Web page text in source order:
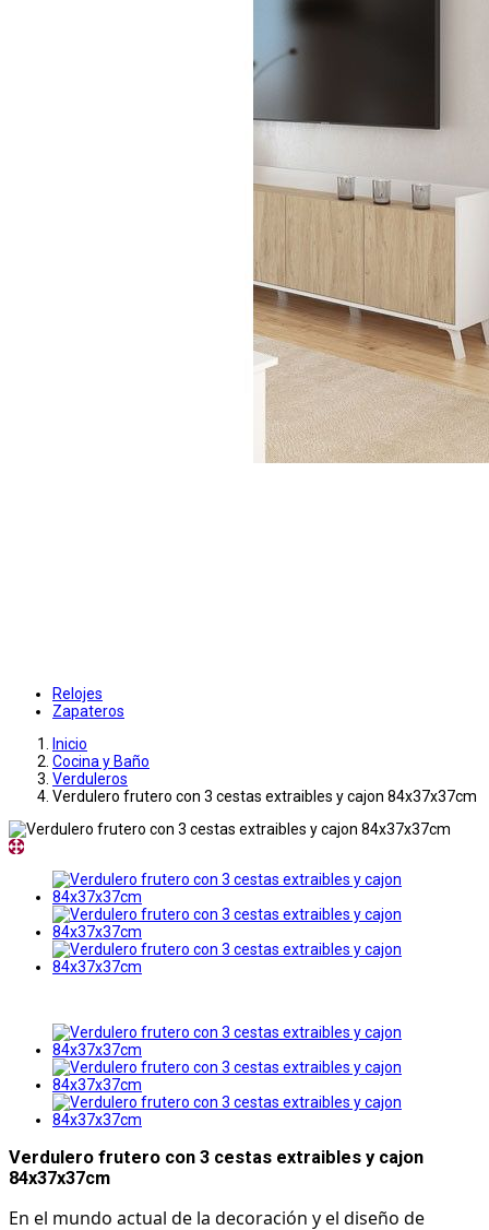
Relojes
Zapateros
Inicio
Cocina y Baño
Verduleros
Verdulero frutero con 3 cestas extraibles y cajon 84x37x37cm
Verdulero frutero con 3 cestas extraibles y cajon
84x37x37cm
En el mundo actual de la decoración y el diseño de